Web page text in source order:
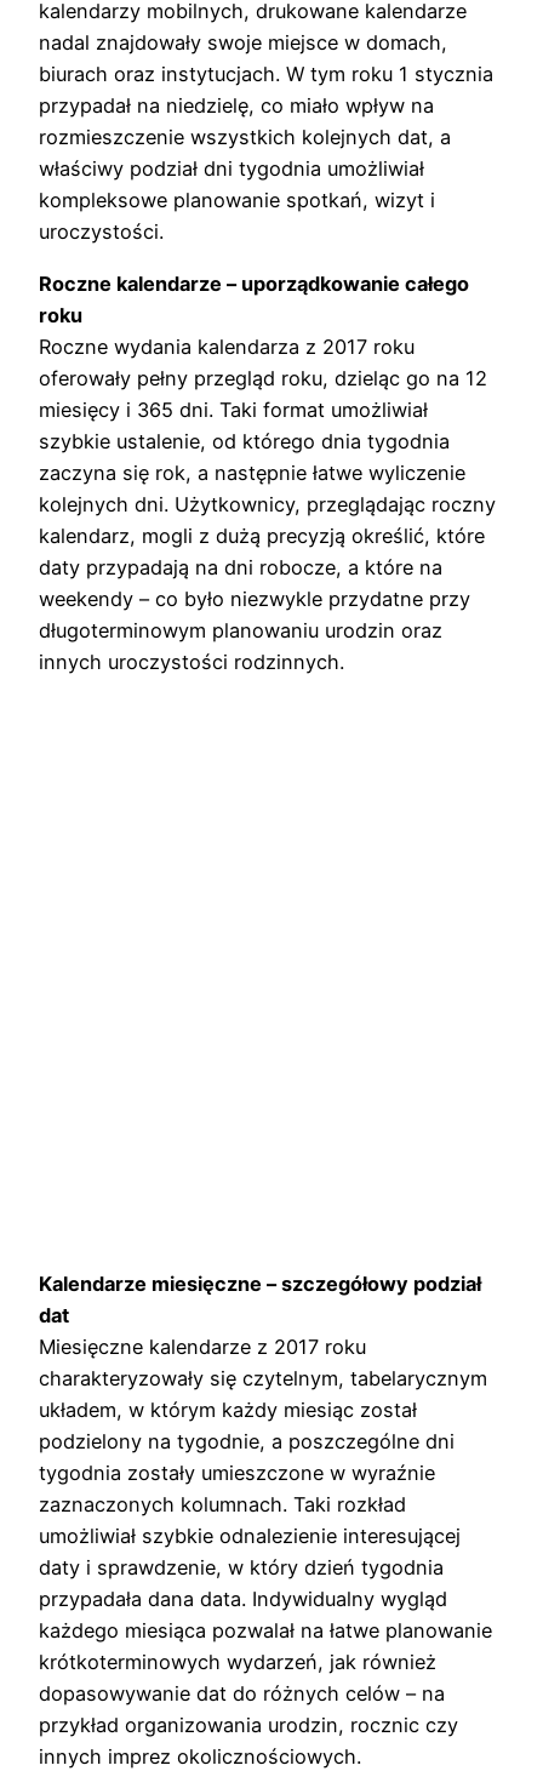
kalendarzy mobilnych, drukowane kalendarze
nadal znajdowały swoje miejsce w domach,
biurach oraz instytucjach. W tym roku 1 stycznia
przypadał na niedzielę, co miało wpływ na
rozmieszczenie wszystkich kolejnych dat, a
właściwy podział dni tygodnia umożliwiał
kompleksowe planowanie spotkań, wizyt i
uroczystości.
Roczne kalendarze – uporządkowanie całego
roku
Roczne wydania kalendarza z 2017 roku
oferowały pełny przegląd roku, dzieląc go na 12
miesięcy i 365 dni. Taki format umożliwiał
szybkie ustalenie, od którego dnia tygodnia
zaczyna się rok, a następnie łatwe wyliczenie
kolejnych dni. Użytkownicy, przeglądając roczny
kalendarz, mogli z dużą precyzją określić, które
daty przypadają na dni robocze, a które na
weekendy – co było niezwykle przydatne przy
długoterminowym planowaniu urodzin oraz
innych uroczystości rodzinnych.
Kalendarze miesięczne – szczegółowy podział
dat
Miesięczne kalendarze z 2017 roku
charakteryzowały się czytelnym, tabelarycznym
układem, w którym każdy miesiąc został
podzielony na tygodnie, a poszczególne dni
tygodnia zostały umieszczone w wyraźnie
zaznaczonych kolumnach. Taki rozkład
umożliwiał szybkie odnalezienie interesującej
daty i sprawdzenie, w który dzień tygodnia
przypadała dana data. Indywidualny wygląd
każdego miesiąca pozwalał na łatwe planowanie
krótkoterminowych wydarzeń, jak również
dopasowywanie dat do różnych celów – na
przykład organizowania urodzin, rocznic czy
innych imprez okolicznościowych.